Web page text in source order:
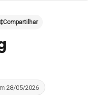
Compartilhar
28/05/2026